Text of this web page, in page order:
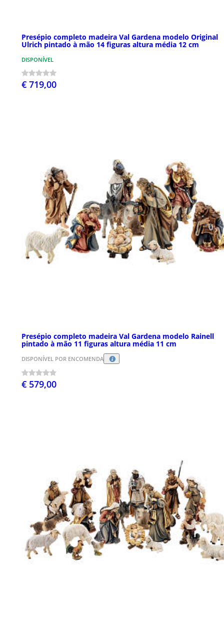
Presépio completo madeira Val Gardena modelo Original
Ulrich pintado à mão 14 figuras altura média 12 cm
DISPONÍVEL
€ 719,00
Presépio completo madeira Val Gardena modelo Rainell
pintado à mão 11 figuras altura média 11 cm
DISPONÍVEL POR ENCOMENDA
€ 579,00